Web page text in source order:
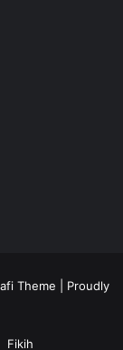
Theme | Proudly
Fikih